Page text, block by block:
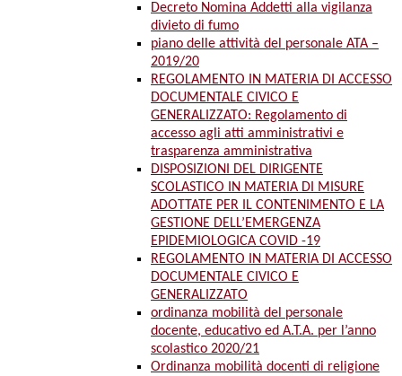
Decreto Nomina Addetti alla vigilanza
divieto di fumo
piano delle attività del personale ATA –
2019/20
REGOLAMENTO IN MATERIA DI ACCESSO
DOCUMENTALE CIVICO E
GENERALIZZATO: Regolamento di
accesso agli atti amministrativi e
trasparenza amministrativa
DISPOSIZIONI DEL DIRIGENTE
SCOLASTICO IN MATERIA DI MISURE
ADOTTATE PER IL CONTENIMENTO E LA
GESTIONE DELL’EMERGENZA
EPIDEMIOLOGICA COVID -19
REGOLAMENTO IN MATERIA DI ACCESSO
DOCUMENTALE CIVICO E
GENERALIZZATO
ordinanza mobilità del personale
docente, educativo ed A.T.A. per l’anno
scolastico 2020/21
Ordinanza mobilità docenti di religione